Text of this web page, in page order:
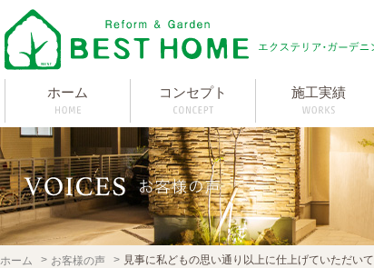
ホーム コンセプト 施工実績
ホーム お客様の声 見事に私どもの思い通り以上に仕上げていただい